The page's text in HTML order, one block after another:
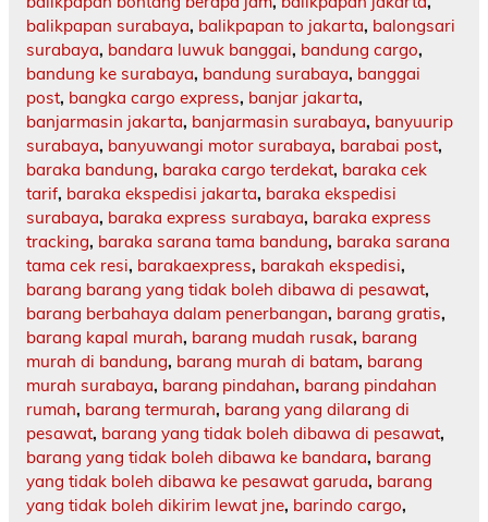
balikpapan surabaya, balikpapan to jakarta, balongsari
surabaya, bandara luwuk banggai, bandung cargo,
bandung ke surabaya, bandung surabaya, banggai
post, bangka cargo express, banjar jakarta,
banjarmasin jakarta, banjarmasin surabaya, banyuurip
surabaya, banyuwangi motor surabaya, barabai post,
baraka bandung, baraka cargo terdekat, baraka cek
tarif, baraka ekspedisi jakarta, baraka ekspedisi
surabaya, baraka express surabaya, baraka express
tracking, baraka sarana tama bandung, baraka sarana
tama cek resi, barakaexpress, barakah ekspedisi,
barang barang yang tidak boleh dibawa di pesawat,
barang berbahaya dalam penerbangan, barang gratis,
barang kapal murah, barang mudah rusak, barang
murah di bandung, barang murah di batam, barang
murah surabaya, barang pindahan, barang pindahan
rumah, barang termurah, barang yang dilarang di
pesawat, barang yang tidak boleh dibawa di pesawat,
barang yang tidak boleh dibawa ke bandara, barang
yang tidak boleh dibawa ke pesawat garuda, barang
yang tidak boleh dikirim lewat jne, barindo cargo,